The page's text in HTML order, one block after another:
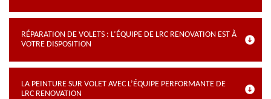
RÉPARATION DE VOLETS : L’ÉQUIPE DE LRC RENOVATION EST À
VOTRE DISPOSITION
LA PEINTURE SUR VOLET AVEC L’ÉQUIPE PERFORMANTE DE
LRC RENOVATION